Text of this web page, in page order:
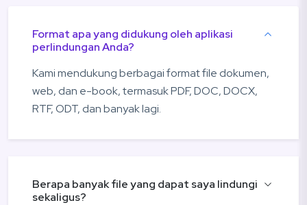
Format apa yang didukung oleh aplikasi
perlindungan Anda?
Kami mendukung berbagai format file dokumen,
web, dan e-book, termasuk PDF, DOC, DOCX,
RTF, ODT, dan banyak lagi.
Berapa banyak file yang dapat saya lindungi
sekaligus?